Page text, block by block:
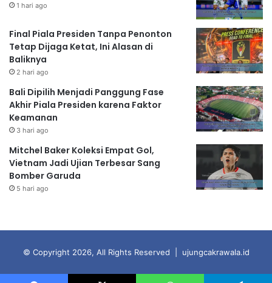
1 hari ago
Final Piala Presiden Tanpa Penonton
Tetap Dijaga Ketat, Ini Alasan di
Baliknya
2 hari ago
Bali Dipilih Menjadi Panggung Fase
Akhir Piala Presiden karena Faktor
Keamanan
3 hari ago
Mitchel Baker Koleksi Empat Gol,
Vietnam Jadi Ujian Terbesar Sang
Bomber Garuda
5 hari ago
© Copyright 2026, All Rights Reserved | ujungcakrawala.id